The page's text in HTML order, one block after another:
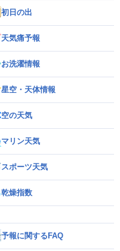
初日の出
天気痛予報
お洗濯情報
星空・天体情報
空の天気
マリン天気
スポーツ天気
乾燥指数
予報に関するFAQ